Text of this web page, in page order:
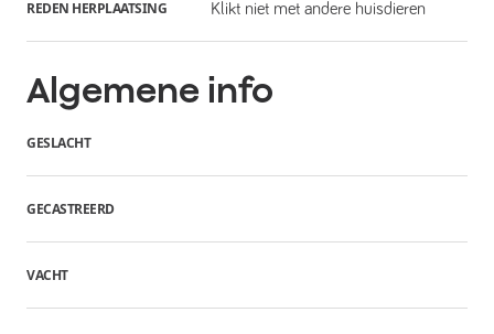
REDEN HERPLAATSING Klikt niet met andere huisdieren
Algemene info
GESLACHT
GECASTREERD
VACHT